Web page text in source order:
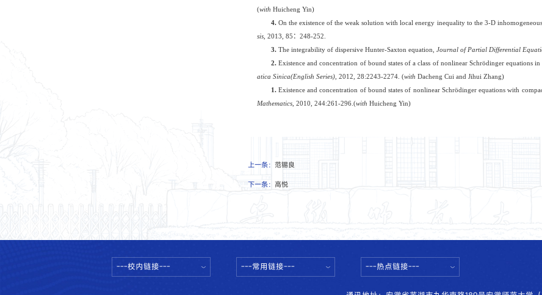
(with Huicheng Yin)
4. On the existence of the weak solution with local energy inequality to the 3-D
sis 2013, 85 ：248-252.
3. The integrability of dispersive Hunter-Saxton equation, Journal of Partial Differential
2. Existence and concentration of bound states of a class of nonlinear Schrödinger equations
atica Sinica(English Series) , 2012, 28:2243-2274. (with Dacheng Cui and Jihui Zhang)
1.Existence and concentration of bound states of nonlinear Schrödinger equations with
Mathematics , 2010, 244:261-296.(with Huicheng Yin)
上一条：范锡良
下一条：高悦
---校内链接--- ---常用链接--- ---热点链接---